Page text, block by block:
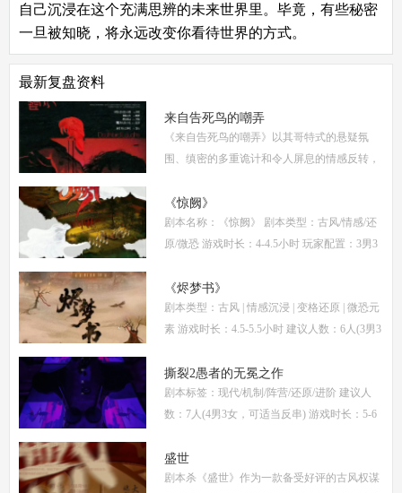
自己沉浸在这个充满思辨的未来世界里。毕竟，有些秘密
一旦被知晓，将永远改变你看待世界的方式。
最新复盘资料
来自告死鸟的嘲弄
《来自告死鸟的嘲弄》以其哥特式的悬疑氛
围、缜密的多重诡计和令人屏息的情感反转，
南将从线索流程梳理、角色任务解析、核心诡
计拆
《惊阙》
剧本名称：《惊阙》 剧本类型：古风/情感/还
原/微恐 游戏时长：4-4.5小时 玩家配置：3男3
体验测评内容，复盘答案仅需2步： (1)关注微
信公
《烬梦书》
剧本类型：古风 | 情感沉浸 | 变格还原 | 微恐元
素 游戏时长：4.5-5.5小时 建议人数：6人(3男3
风故事、情感细腻、偏好剧情还原的玩家 《烬
梦
撕裂2愚者的无冕之作
剧本标签：现代/机制/阵营/还原/进阶 建议人
数：7人(4男3女，可适当反串) 游戏时长：5-6
《撕裂2愚者的无冕之作》玩家点评关键词：
机制
盛世
剧本杀《盛世》作为一款备受好评的古风权谋